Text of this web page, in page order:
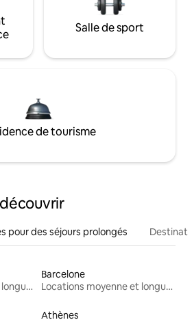
Salle de sport
de tourisme
pour des séjours prolongés
Locations moyenne et longue durée
Barcelone
Locations moyenne et longue durée
Athènes